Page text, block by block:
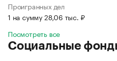
Проигранных дел
1 на сумму 28,06 тыс. ₽
Посмотреть все
Социальные